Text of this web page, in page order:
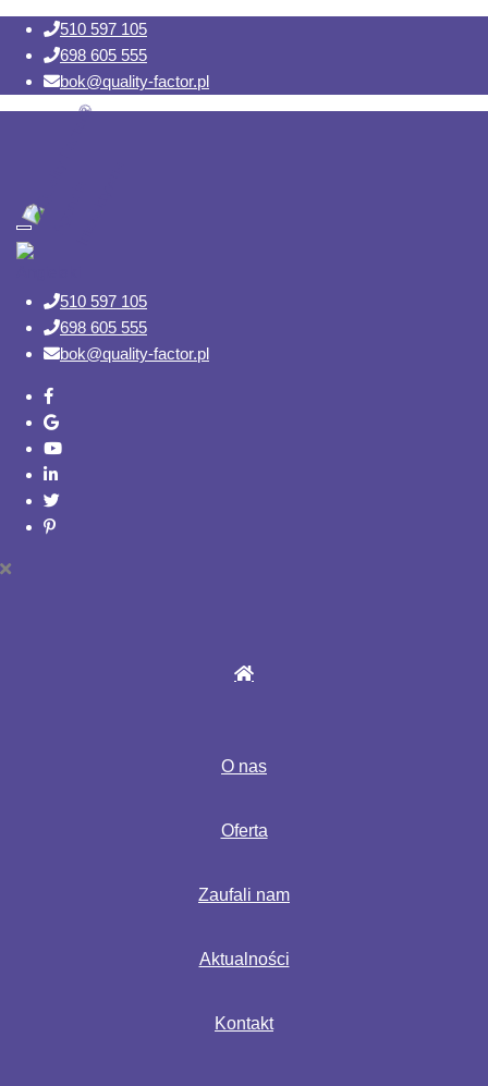
510 597 105
698 605 555
bok@quality-factor.pl
Toggle navigation
510 597 105
698 605 555
bok@quality-factor.pl
O nas
Oferta
Zaufali nam
Aktualności
Kontakt